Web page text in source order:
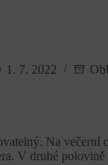
1. 7. 2022
Na večerní
V druhé